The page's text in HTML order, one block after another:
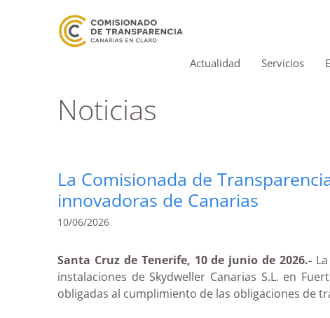
Actualidad Servicios
Noticias
La Comisionada de
innovadoras de Canarias
10/06/2026
Santa Cruz de Tenerife, 10 de junio de 2026.-
instalaciones de Skydweller Canarias S.L. en
obligadas al cumplimiento de las obligaciones de